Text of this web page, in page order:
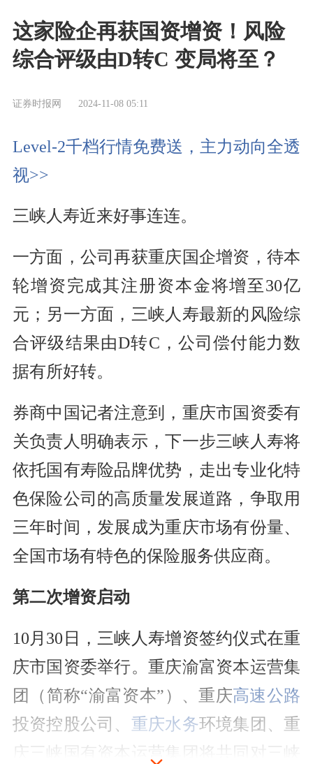
这家险企再获国资增资！风险
综合评级由D转C 变局将至？
证券时报网 2024-11-08 05:11
Level-2千档行情免费送，主力动向全透
视>>
三峡人寿近来好事连连。
一方面，公司再获重庆国企增资，待本
轮增资完成其注册资本金将增至30亿
元；另一方面，三峡人寿最新的风险综
合评级结果由D转C，公司偿付能力数
据有所好转。
券商中国记者注意到，重庆市国资委有
关负责人明确表示，下一步三峡人寿将
依托国有寿险品牌优势，走出专业化特
色保险公司的高质量发展道路，争取用
三年时间，发展成为重庆市场有份量、
全国市场有特色的保险服务供应商。
第二次增资启动
10月30日，三峡人寿增资签约仪式在重
庆市国资委举行。重庆渝富资本运营集
团（简称“渝富资本”）、重庆高速公路
投资控股公司、 重庆水务环境集团、重
庆三峡国有资本运营集团将共同对三峡